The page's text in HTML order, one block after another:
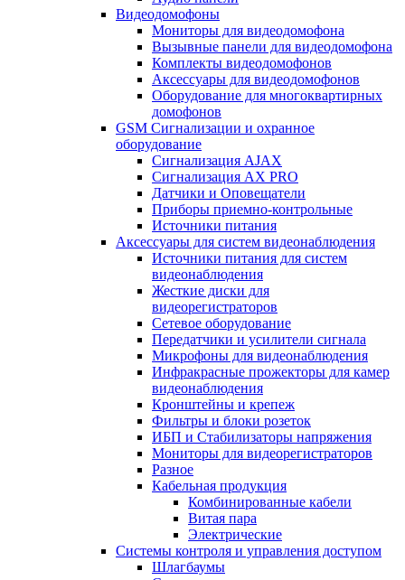
Видеодомофоны
Мониторы для видеодомофона
Вызывные панели для видеодомофона
Комплекты видеодомофонов
Аксессуары для видеодомофонов
Оборудование для многоквартирных
домофонов
GSM Сигнализации и охранное
оборудование
Сигнализация AJAX
Сигнализация AX PRO
Датчики и Оповещатели
Приборы приемно-контрольные
Источники питания
Аксессуары для систем видеонаблюдения
Источники питания для систем
видеонаблюдения
Жесткие диски для
видеорегистраторов
Сетевое оборудование
Передатчики и усилители сигнала
Микрофоны для видеонаблюдения
Инфракрасные прожекторы для камер
видеонаблюдения
Кронштейны и крепеж
Фильтры и блоки розеток
ИБП и Стабилизаторы напряжения
Мониторы для видеорегистраторов
Разное
Кабельная продукция
Комбинированные кабели
Витая пара
Электрические
Системы контроля и управления доступом
Шлагбаумы